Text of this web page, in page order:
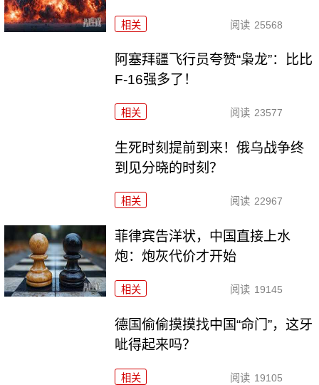
相关 阅读 25568
阿塞拜疆飞行员夸赞“枭龙”：比比
F-16强多了！
相关 阅读 23577
生死时刻提前到来！俄乌战争终
到见分晓的时刻？
相关 阅读 22967
菲律宾告洋状，中国直接上水
炮：炮灰代价才开始
相关 阅读 19145
德国偷偷摸摸找中国“命门”，这牙
呲得起来吗？
相关 阅读 19105